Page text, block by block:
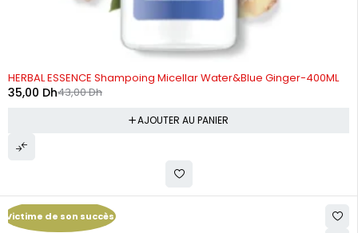
-19%
HERBAL ESSENCE Shampoing Micellar Water&Blue Ginger-400ML
43,00Dh
35,00 Dh
AJOUTER AU PANIER
Victime de son succès